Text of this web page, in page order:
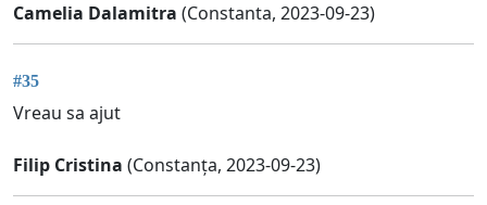
Camelia Dalamitra (Constanta, 2023-09-23)
#35
Vreau sa ajut
Filip Cristina (Constanța, 2023-09-23)